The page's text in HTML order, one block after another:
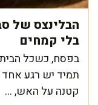
הבלינצס של
בלי קמחים
בפסח, כשכל
תמיד יש רגע
קטנה על האש, ...